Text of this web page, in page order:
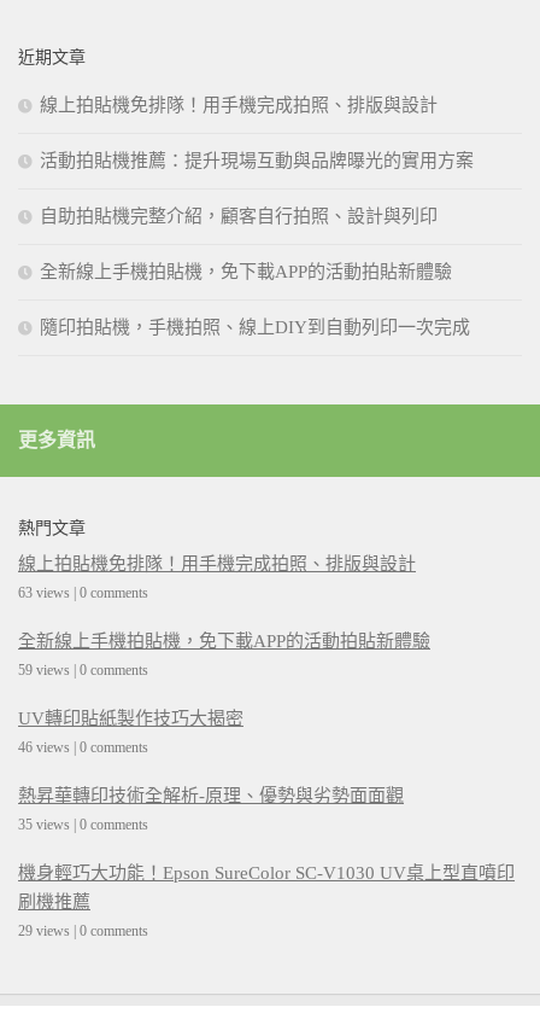
近期文章
線上拍貼機免排隊！用手機完成拍照、排版與設計
活動拍貼機推薦：提升現場互動與品牌曝光的實用方案
自助拍貼機完整介紹，顧客自行拍照、設計與列印
全新線上手機拍貼機，免下載APP的活動拍貼新體驗
隨印拍貼機，手機拍照、線上DIY到自動列印一次完成
更多資訊
熱門文章
線上拍貼機免排隊！用手機完成拍照、排版與設計
63 views | 0 comments
全新線上手機拍貼機，免下載APP的活動拍貼新體驗
59 views | 0 comments
UV轉印貼紙製作技巧大揭密
46 views | 0 comments
熱昇華轉印技術全解析-原理、優勢與劣勢面面觀
35 views | 0 comments
機身輕巧大功能！Epson SureColor SC-V1030 UV桌上型直噴印
刷機推薦
29 views | 0 comments